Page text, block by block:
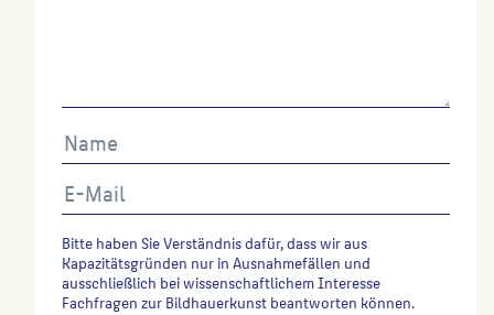
Bitte haben Sie Verständnis dafür, dass wir aus
Kapazitätsgründen nur in Ausnahmefällen und
ausschließlich bei wissenschaftlichem Interesse
Fachfragen zur Bildhauerkunst beantworten können.